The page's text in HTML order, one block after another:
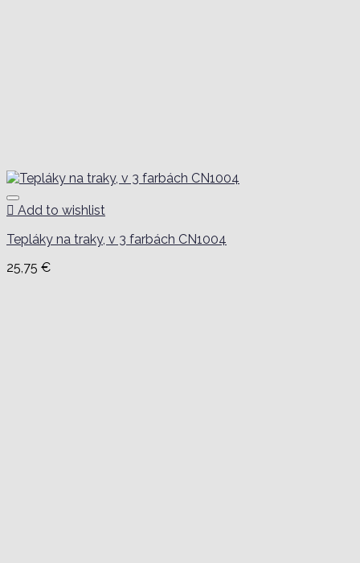
Add to wishlist
Tepláky na traky, v 3 farbách CN1004
25,75 €